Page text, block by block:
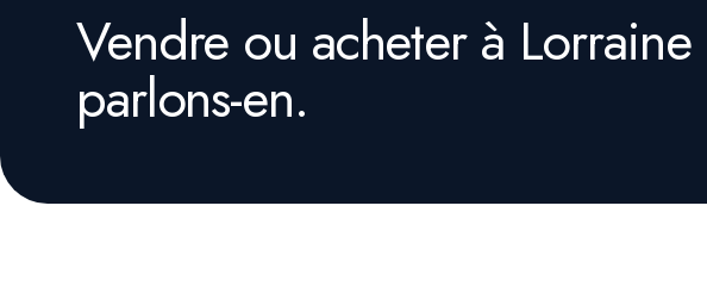
Vendre ou acheter à
parlons-en.